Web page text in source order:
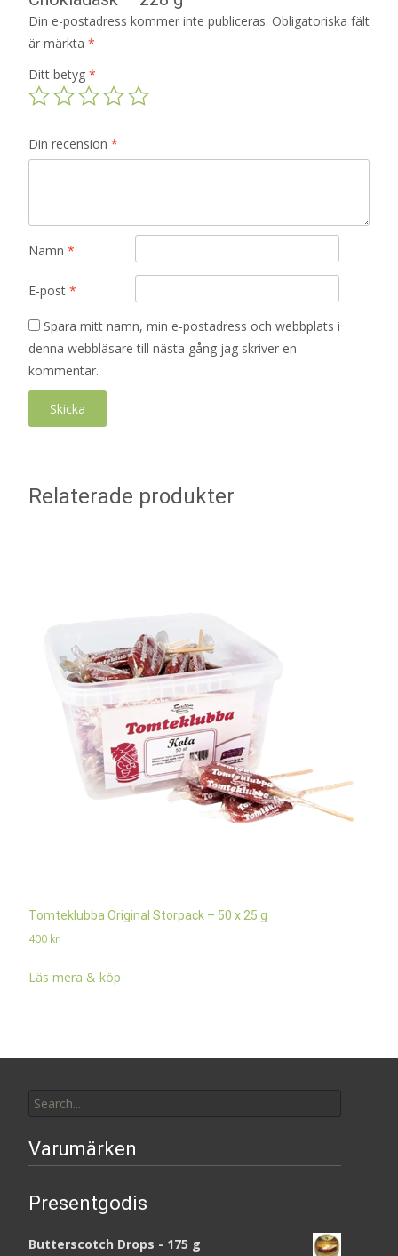
Din e-postadress kommer inte publiceras. Obligatoriska fält
är märkta *
Ditt betyg *
Din recension *
Namn *
E-post *
Spara mitt namn, min e-postadress och webbplats i
denna webbläsare till nästa gång jag skriver en
kommentar.
Relaterade produkter
Tomteklubba Original Storpack – 50 x 25 g
400 kr
Läs mera & köp
for:
Varumärken
Presentgodis
Butterscotch Drops - 175 g